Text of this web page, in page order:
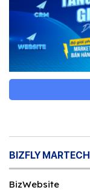
BIZFLY MARTECH
BizWebsite